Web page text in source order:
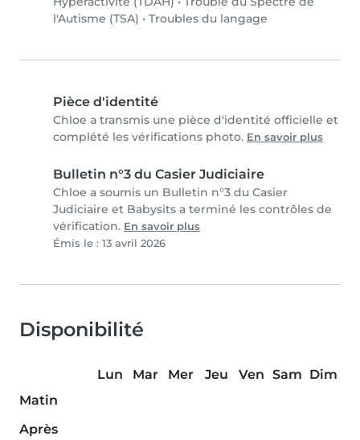
l'Autisme (TSA) • Troubles du langage
Pièce d'identité
Chloe a transmis une pièce d'identité officielle et
complété les vérifications photo. En savoir plus
Bulletin n°3 du Casier Judiciaire
Chloe a soumis un Bulletin n°3 du Casier
Judiciaire et Babysits a terminé les contrôles de
vérification. En savoir plus
Émis le : 13 avril 2026
Disponibilité
Lun Mar Mer Jeu Ven Sam Dim
Matin
Après